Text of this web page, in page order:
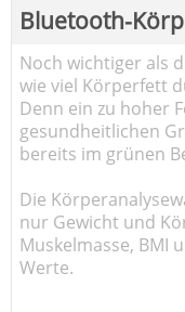
Bluetooth-
Noch wichtiger als
wie viel Körperfett
Denn ein zu hoher
gesundheitlichen
bereits im grünen
Die
nur Gewicht und
Muskelmasse, BMI
Werte.